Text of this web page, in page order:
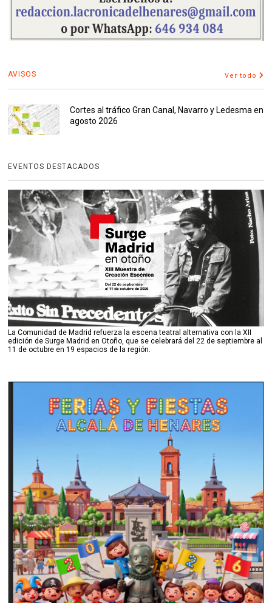
AVISOS Ver todo
Cortes al tráfico Gran Canal, Navarro y Ledesma en
agosto 2026
EVENTOS DESTACADOS
La Comunidad de Madrid refuerza la escena teatral alternativa con la XII
edición de Surge Madrid en Otoño, que se celebrará del 22 de septiembre al
11 de octubre en 19 espacios de la región.